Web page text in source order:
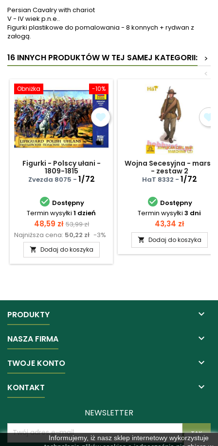
Persian Cavalry with chariot
V - IV wiek p.n.e..
Figurki plastikowe do pomalowania - 8 konnych + rydwan z
załogą.
16 INNYCH PRODUKTÓW W TEJ SAMEJ KATEGORII:
>
<
-10%
Obniżka
Figurki - Polscy ułani -
1809-1815
Zvezda 8075 - 1/72
 Dostępny
Termin wysyłki 1 dzień
Cena
48,59 zł Cena
podstawowa
53,99 zł
Najniższa cena: 50,22 zł -3%
 Dodaj do koszyka
Wojna Secesyjna - marsz
- zestaw 2
HaT 8332 - 1/72
 Dostępny
Termin wysyłki 3 dni
Cena
43,34 zł
 Dodaj do koszyka
PRODUKTY 
NASZA FIRMA 
TWOJE KONTO 
KONTAKT 
Informujemy, iż nasz sklep internetowy wykorzystuje
NEWSLETTER